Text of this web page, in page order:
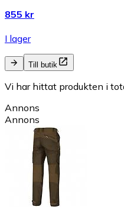
855 kr
I lager
Till butik
Vi har hittat produkten i
Annons
Annons